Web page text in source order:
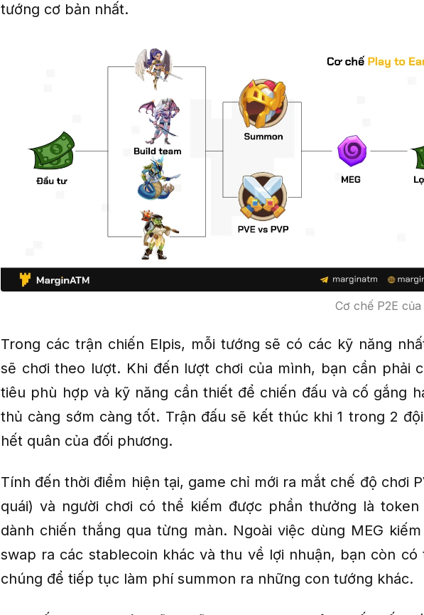
tướng cơ bản nhất.
Cơ chế P2E
Trong các trận chiến Elpis, mỗi tướng sẽ có các kỹ năng
sẽ chơi theo lượt. Khi đến lượt chơi của mình, bạn cần phải
tiêu phù hợp và kỹ năng cần thiết để chiến đấu và cố gắng
thủ càng sớm càng tốt. Trận đấu sẽ kết thúc khi 1 trong 2
hết quân của đối phương.
Tính đến thời điểm hiện tại, game chỉ mới ra mắt chế độ chơi
quái) và người chơi có thể kiếm được phần thưởng là token
dành chiến thắng qua từng màn. Ngoài việc dùng MEG
swap ra các stablecoin khác và thu về lợi nhuận, bạn còn có
chúng để tiếp tục làm phí summon ra những con tướng khác.